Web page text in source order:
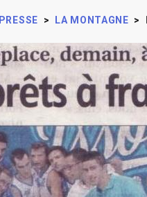
> LA MONTAGNE >